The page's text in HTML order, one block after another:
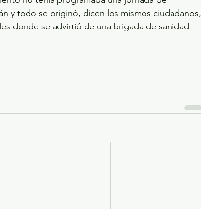
y todo se originó, dicen los mismos ciudadanos,
donde se advirtió de una brigada de sanidad